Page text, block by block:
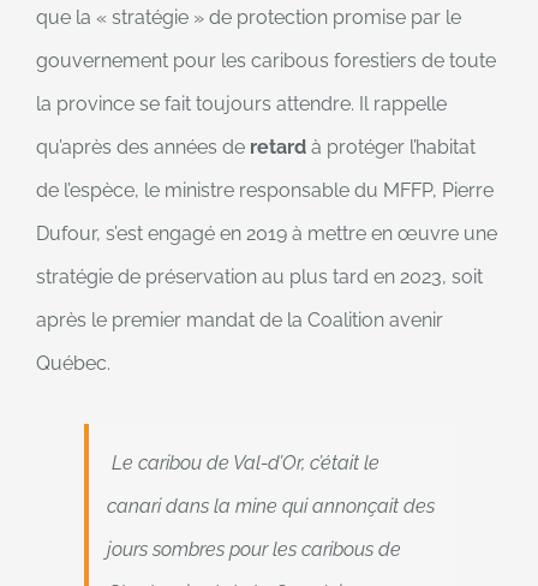
que la « stratégie » de protection promise par le
gouvernement pour les caribous forestiers de toute
la province se fait toujours attendre. Il rappelle
qu’après des années de retard à protéger l’habitat
de l’espèce, le ministre responsable du MFFP, Pierre
Dufour, s’est engagé en 2019 à mettre en œuvre une
stratégie de préservation au plus tard en 2023, soit
après le premier mandat de la Coalition avenir
Québec.
Le caribou de Val-d’Or, c’était le
canari dans la mine qui annonçait des
jours sombres pour les caribous de